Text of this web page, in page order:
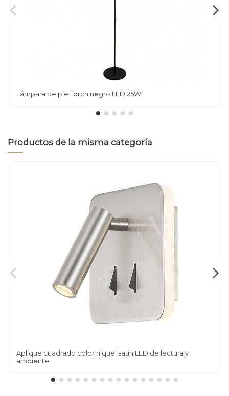
Lámpara de pie Torch negro LED 25W
Productos de la misma categoría
Aplique cuadrado color niquel satin LED de lectura y
ambiente